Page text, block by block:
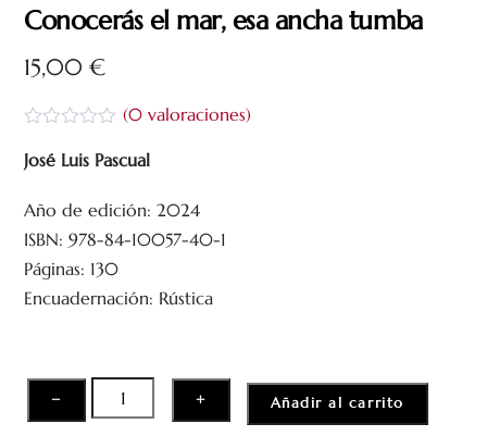
Conocerás el mar, esa ancha tumba
15,00€
a
l
r
d
o
c
o
5
(0valoraciones)
José Luis Pascual
Año de edición: 2024
ISBN: 978-84-10057-40-1
Páginas: 130
Encuadernación: Rústica
−
Conocerás
el
+ Añadir al carrito